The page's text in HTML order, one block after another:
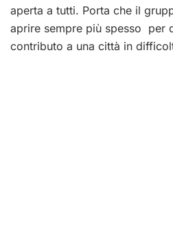
aperta a tutti. Porta che il
aprire sempre più spesso per
contributo a una città in